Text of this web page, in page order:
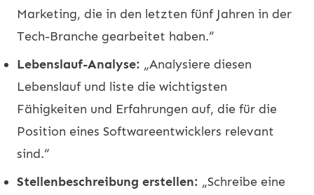
Marketing, die in den letzten fünf Jahren in der
Tech-Branche gearbeitet haben.“
Lebenslauf-Analyse: „Analysiere diesen
Lebenslauf und liste die wichtigsten
Fähigkeiten und Erfahrungen auf, die für die
Position eines Softwareentwicklers relevant
sind.“
Stellenbeschreibung erstellen: „Schreibe eine